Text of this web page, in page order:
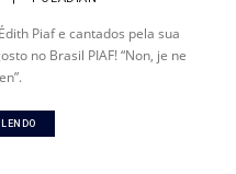
Piaf e cantados pela sua
no Brasil PIAF! “Non, je ne